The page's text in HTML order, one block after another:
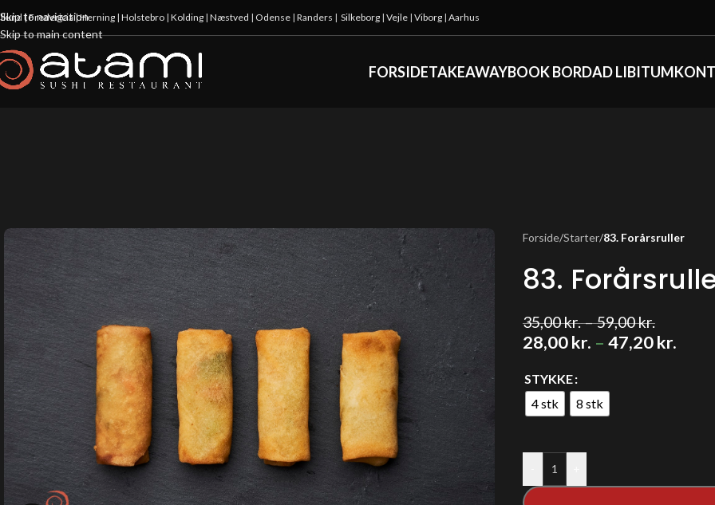
Skip to navigation
Skip to main content
|Fredericia|Herning | Holstebro | Kolding | Næstved | Odense | Randers | Silkeborg | Vejle | Viborg | Aarhus
FORSIDETAKEAWAYBOOK BORDAD LIBITUM
-20%
Forside/Starter/83. Forårsruller
83.
35,00kr.–59,00kr.
28,00kr. – 47,20kr.
STYKKE
4 stk
8 stk